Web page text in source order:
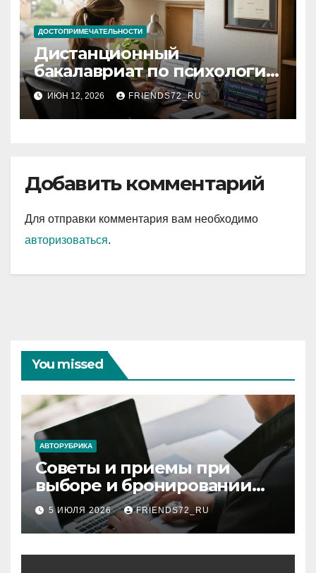
ДОСТОПРИМЕЧАТЕЛЬНОСТИ
Дистанционный
бакалавриат по психологии
с присуждением
государственного диплома:
условия и требования
ИЮН 12, 2026 FRIENDS72_RU
Добавить комментарий
Для отправки комментария вам необходимо
авторизоваться.
You missed
АВТОРУБРИКА
Советы и приемы при
выборе и бронировании
авиабилетов
5 ИЮЛЯ 2026 FRIENDS72_RU